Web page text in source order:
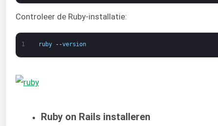
Controleer de Ruby-installatie:
1 ruby --version
Ruby on Rails installeren